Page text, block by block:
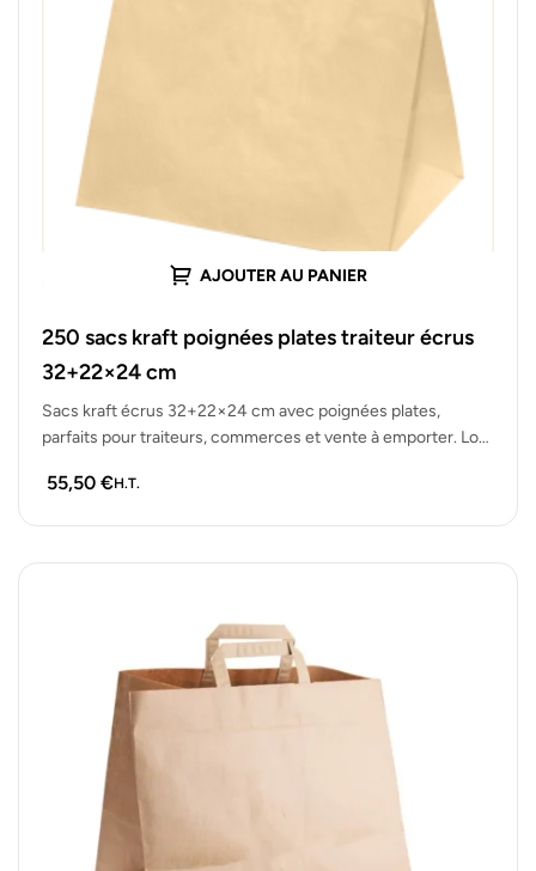
AJOUTER AU PANIER
250 sacs kraft poignées plates traiteur écrus
32+22×24 cm
Sacs kraft écrus 32+22×24 cm avec poignées plates,
parfaits pour traiteurs, commerces et vente à emporter. Lot
55,50 €H.T.